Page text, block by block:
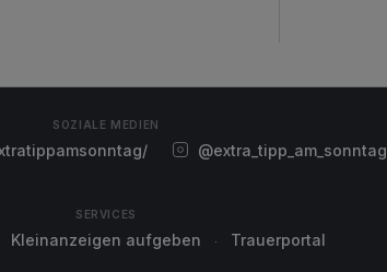
SOZIALE MEDIEN
@extra_tipp_am_sonntag
SERVICES
Kleinanzeigen aufgeben Trauerportal